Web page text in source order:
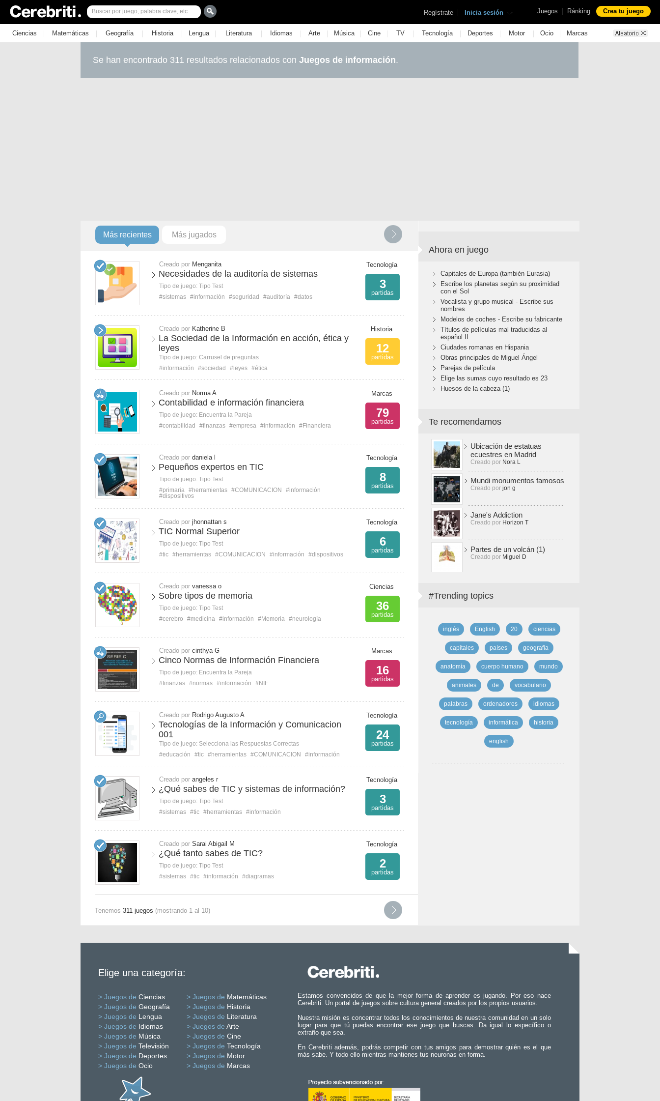
Juegos | Ránking Crea tu juego
Regístrate | Inicia sesión
Ciencias | Matemáticas | Geografía | Historia | Lengua | Literatura | Idiomas | Arte | Música | Cine | TV | Tecnología | Deportes | Motor | Ocio | Marcas
Se han encontrado 311 resultados relacionados con Juegos de información.
Más recientes Más jugados
Creado por Menganita
Necesidades de la auditoría de sistemas
Tipo de juego: Tipo Test
#sistemas #información #seguridad #auditoría #datos
Tecnología
3
partidas
Creado por Katherine B
La Sociedad de la Información en acción, ética y
leyes
Tipo de juego: Carrusel de preguntas
#información
#sociedad #leyes #ética
Historia
12
partidas
Creado por Norma A
Contabilidad e información financiera
Tipo de juego: Encuentra la Pareja
#contabilidad
#finanzas #empresa #información #Financiera
Marcas
79
partidas
Creado por daniela l
Pequeños expertos en TIC
Tipo de juego: Tipo Test
#primaria #herramientas #COMUNICACION
#información
#dispositivos
Tecnología
8
partidas
Creado por jhonnattan s
TIC Normal Superior
Tipo de juego: Tipo Test
#tic #herramientas #COMUNICACION #información #dispositivos
Tecnología
6
partidas
Creado por vanessa o
Sobre tipos de memoria
Tipo de juego: Tipo Test
#cerebro
#medicina #información #Memoria #neurología
Ciencias
36
partidas
Creado por cinthya G
Cinco Normas de Información Financiera
Tipo de juego: Encuentra la Pareja
#finanzas #normas #información #NIF
Marcas
16
partidas
Creado por Rodrigo Augusto A
Tecnologías de la Información y Comunicacion
001
Tipo de juego: Selecciona las Respuestas Correctas
#educación
#tic #herramientas #COMUNICACION #información
Tecnología
24
partidas
Creado por angeles r
¿Qué sabes de TIC y sistemas de información?
Tipo de juego: Tipo Test
#sistemas #tic #herramientas #información
Tecnología
3
partidas
Creado por Sarai Abigail M
¿Qué tanto sabes de TIC?
Tipo de juego: Tipo Test
#sistemas #tic #información #diagramas
Tecnología
2
partidas
Tenemos 311 juegos (mostrando 1 al 10)
Ahora en juego
Capitales de Europa (también Eurasia)
Escribe los planetas según su proximidad
con el Sol
Vocalista y grupo musical - Escribe sus
nombres
Modelos de coches - Escribe su fabricante
Títulos de películas mal traducidas al
español II
Ciudades romanas en Hispania
Obras principales de Miguel Ángel
Parejas de película
Elige las sumas cuyo resultado es 23
Huesos de la cabeza (1)
Te recomendamos
Ubicación de estatuas
ecuestres en Madrid
Creado por Nora L
Mundi monumentos famosos
Creado por jon g
Jane's Addiction
Creado por Horizon T
Partes de un volcán (1)
Creado por Miguel D
#Trending topics
inglés English 20 ciencias
capitales países geografía
anatomía cuerpo humano mundo
animales de vocabulario
palabras ordenadores idiomas
tecnología informática historia
english
Elige una categoría:
> Juegos de Ciencias > Juegos de Matemáticas
> Juegos de Geografía > Juegos de Historia
> Juegos de Lengua > Juegos de Literatura
> Juegos de Idiomas > Juegos de Arte
> Juegos de Música > Juegos de Cine
> Juegos de Televisión > Juegos de Tecnología
> Juegos de Deportes > Juegos de Motor
> Juegos de Ocio > Juegos de Marcas
Estamos convencidos de que la mejor forma de aprender es jugando. Por eso nace
Cerebriti. Un portal de juegos sobre cultura general creados por los propios usuarios.
Nuestra misión es concentrar todos los conocimientos de nuestra comunidad en un solo
lugar para que tú puedas encontrar ese juego que buscas. Da igual lo específico o
extraño que sea.
En Cerebriti además, podrás competir con tus amigos para demostrar quién es el que
más sabe. Y todo ello mientras mantienes tus neuronas en forma.